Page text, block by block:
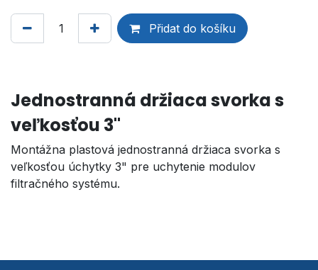
Přidat do košíku
Jednostranná držiaca svorka s
veľkosťou 3"
Montážna plastová jednostranná držiaca svorka s
veľkosťou úchytky 3" pre uchytenie modulov
filtračného systému.